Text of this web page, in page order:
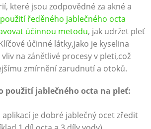
které jsou zodpovědné za akné a
použití ředěného jablečného octa
účinnou metodu, jak udržet pleť
účinné látky,jako je kyselina
na zánětlivé procesy v pleti,což
zmírnění zarudnutí a otoků.
použití jablečného octa na pleť:
aplikací je dobré jablečný ocet zředit